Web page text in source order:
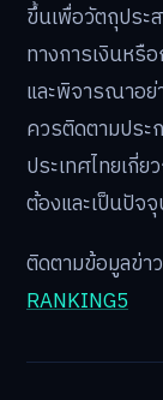
ขึ้นเพื่อวัตถุประ
ทางการเงินหรื
และพิจารณาอย่
ควรติดตามประ
ประเทศไทยเกี่
ต้องและเป็นปัจ
ติดตามข้อมูลข่า
RANKING5